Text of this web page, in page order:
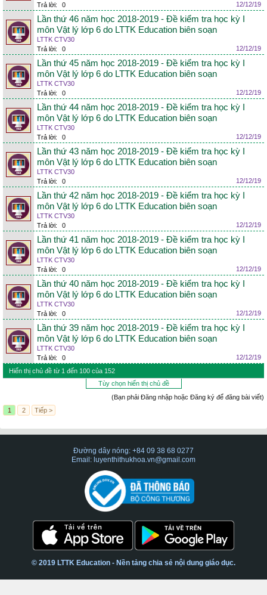
Trả lời:
0 12/12/19
Lần thứ 46 năm học 2018-2019 - Đề kiểm tra học kỳ I
môn Vật lý lớp 6 do LTTK Education biên soạn
LTTK CTV30
Trả lời:
0 12/12/19
Lần thứ 45 năm học 2018-2019 - Đề kiểm tra học kỳ I
môn Vật lý lớp 6 do LTTK Education biên soạn
LTTK CTV30
Trả lời:
0 12/12/19
Lần thứ 44 năm học 2018-2019 - Đề kiểm tra học kỳ I
môn Vật lý lớp 6 do LTTK Education biên soạn
LTTK CTV30
Trả lời:
0 12/12/19
Lần thứ 43 năm học 2018-2019 - Đề kiểm tra học kỳ I
môn Vật lý lớp 6 do LTTK Education biên soạn
LTTK CTV30
Trả lời:
0 12/12/19
Lần thứ 42 năm học 2018-2019 - Đề kiểm tra học kỳ I
môn Vật lý lớp 6 do LTTK Education biên soạn
LTTK CTV30
Trả lời:
0 12/12/19
Lần thứ 41 năm học 2018-2019 - Đề kiểm tra học kỳ I
môn Vật lý lớp 6 do LTTK Education biên soạn
LTTK CTV30
Trả lời:
0 12/12/19
Lần thứ 40 năm học 2018-2019 - Đề kiểm tra học kỳ I
môn Vật lý lớp 6 do LTTK Education biên soạn
LTTK CTV30
Trả lời:
0 12/12/19
Lần thứ 39 năm học 2018-2019 - Đề kiểm tra học kỳ I
môn Vật lý lớp 6 do LTTK Education biên soạn
LTTK CTV30
Trả lời:
0
12/12/19
Hiển thị chủ đề từ 1 đến 100 của 152
Tùy chọn hiển thị chủ đề
(Bạn phải Đăng nhập hoặc Đăng ký để đăng bài viết)
1
2 Tiếp >
Đường dây nóng: +84 09 38 68 0277
Email: luyenthithukhoa.vn@gmail.com
© 2019 LTTK Education - Nền tảng chia sẻ nội dung giáo dục.